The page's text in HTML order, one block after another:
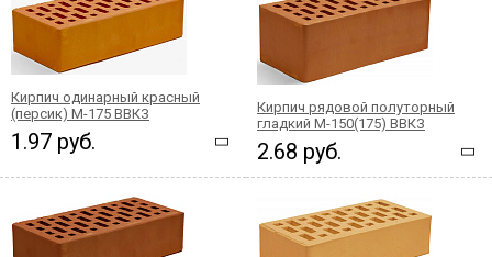
Кирпич одинарный красный
(персик) М-175 ВВКЗ
1.97 руб.
Кирпич рядовой полуторный
гладкий М-150(175) ВВКЗ
2.68 руб.